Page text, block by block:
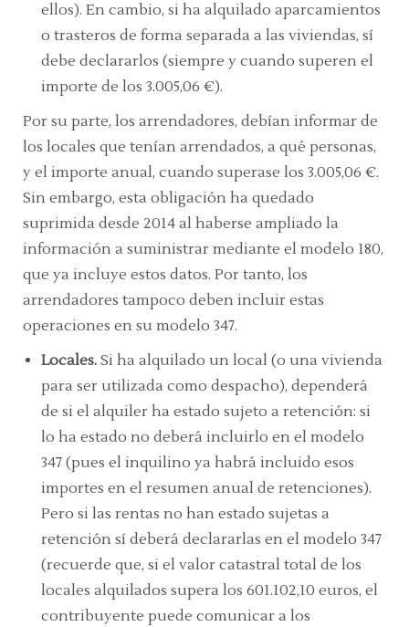
ellos). En cambio, si ha alquilado aparcamientos
o trasteros de forma separada a las viviendas, sí
debe declararlos (siempre y cuando superen el
importe de los 3.005,06 €).
Por su parte, los arrendadores, debían informar de
los locales que tenían arrendados, a qué personas,
y el importe anual, cuando superase los 3.005,06 €.
Sin embargo, esta obligación ha quedado
suprimida desde 2014 al haberse ampliado la
información a suministrar mediante el modelo 180,
que ya incluye estos datos. Por tanto, los
arrendadores tampoco deben incluir estas
operaciones en su modelo 347.
Locales. Si ha alquilado un local (o una vivienda
para ser utilizada como despacho), dependerá
de si el alquiler ha estado sujeto a retención: si
lo ha estado no deberá incluirlo en el modelo
347 (pues el inquilino ya habrá incluido esos
importes en el resumen anual de retenciones).
Pero si las rentas no han estado sujetas a
retención sí deberá declararlas en el modelo 347
(recuerde que, si el valor catastral total de los
locales alquilados supera los 601.102,10 euros, el
contribuyente puede comunicar a los